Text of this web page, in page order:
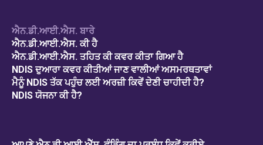
ਐਨ.ਡੀ.ਆਈ.ਐਸ. ਬਾਰੇ
ਐਨ.ਡੀ.ਆਈ.ਐਸ. ਕੀ ਹੈ
ਐਨ.ਡੀ.ਆਈ.ਐਸ. ਤਹਿਤ ਕੀ ਕਵਰ ਕੀਤਾ ਗਿਆ ਹੈ
NDIS ਦੁਆਰਾ ਕਵਰ ਕੀਤੀਆਂ ਜਾਣ ਵਾਲੀਆਂ ਅਸਮਰਥਤਾਵਾਂ
ਮੈਨੂੰ NDIS ਤੱਕ ਪਹੁੰਚ ਲਈ ਅਰਜ਼ੀ ਕਿਵੇਂ ਦੇਣੀ ਚਾਹੀਦੀ ਹੈ?
NDIS ਯੋਜਨਾ ਕੀ ਹੈ?